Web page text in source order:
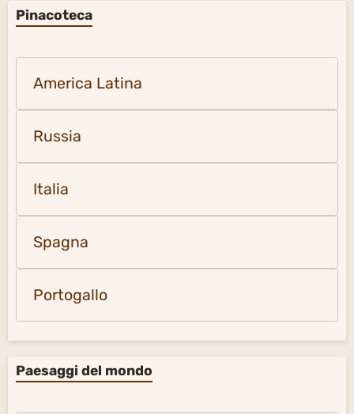
Pinacoteca
America Latina
Russia
Italia
Spagna
Portogallo
Paesaggi del mondo